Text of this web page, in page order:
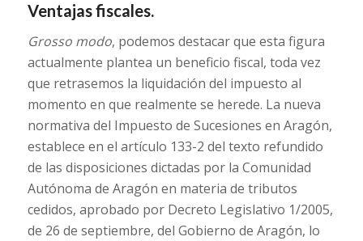
Ventajas fiscales.
Grosso modo, podemos destacar que esta figura
actualmente plantea un beneficio fiscal, toda vez
que retrasemos la liquidación del impuesto al
momento en que realmente se herede. La nueva
normativa del Impuesto de Sucesiones en Aragón,
establece en el artículo 133-2 del texto refundido
de las disposiciones dictadas por la Comunidad
Autónoma de Aragón en materia de tributos
cedidos, aprobado por Decreto Legislativo 1/2005,
de 26 de septiembre, del Gobierno de Aragón, lo